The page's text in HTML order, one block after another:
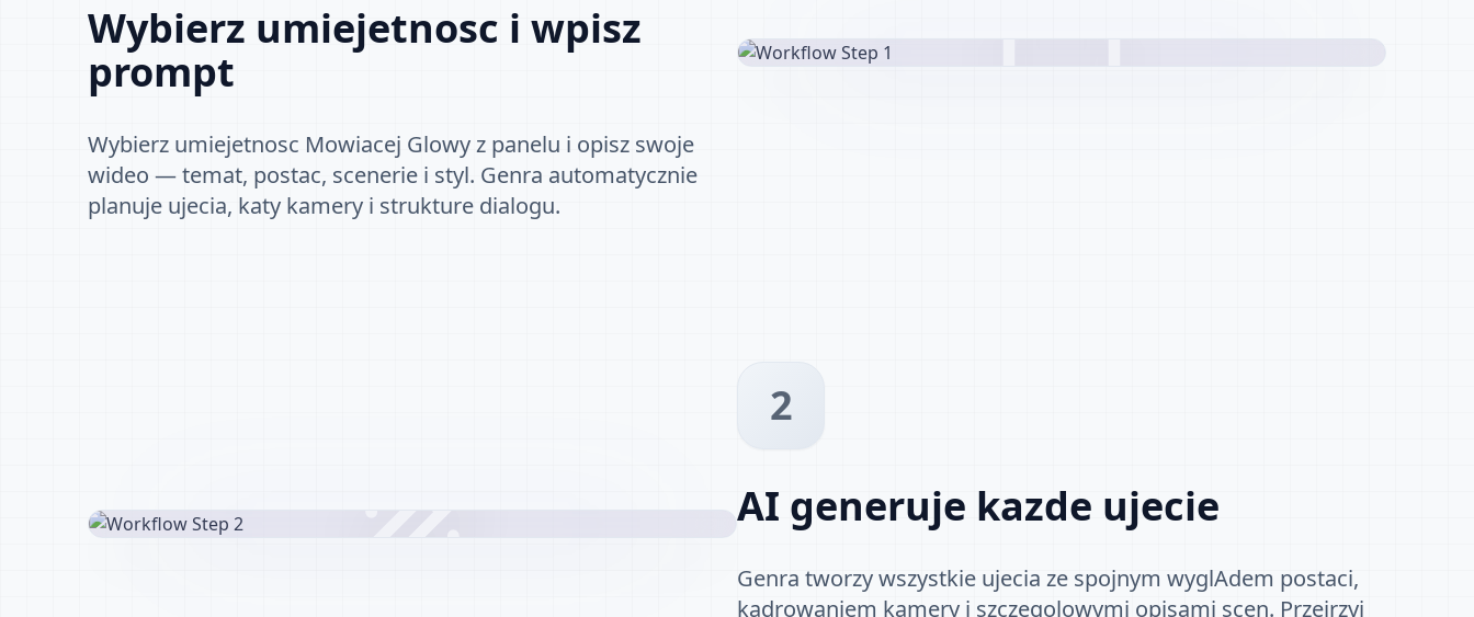
Wybierz umiejetnosc i wpisz
prompt
Wybierz umiejetnosc Mowiacej Glowy z panelu i opisz swoje
wideo — temat, postac, scenerie i styl. Genra automatycznie
planuje ujecia, katy kamery i strukture dialogu.
2
AI generuje kazde ujecie
Genra tworzy wszystkie ujecia ze spojnym wyglAdem postaci,
kadrowaniem kamery i szczegolowymi opisami scen. Przejrzyj